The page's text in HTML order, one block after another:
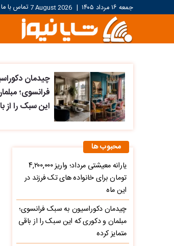
جمعه ۱۶ مرداد ۱۴۰۵ |
7 August 2026تماس با ما
چیدمان
فرانسوی؛
این سبک را از
محبوب ها
یارانه معیشتی مرداد؛ واریز ۴,۲۰۰,۰۰۰
تومان برای خانواده های تک فرزند در
این ماه
چیدمان دکوراسیون به سبک فرانسوی؛
مبلمان و دکوری که این سبک را از باقی
متمایز کرده